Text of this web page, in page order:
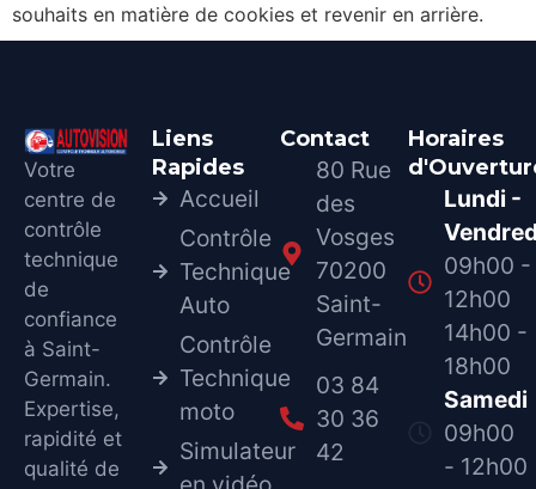
souhaits en matière de cookies et revenir en arrière.
Votre
centre de
contrôle
technique
de
confiance
à Saint-
Germain.
Expertise,
rapidité et
qualité de
Liens
Rapides
Accueil
Contrôle
Technique
Auto
Contrôle
Technique
moto
Simulateur
Contact
80 Rue
des
Vosges
70200
Saint-
Germain
03 84
30 36
42
Horaires
Lundi -
09h00 -
12h00
14h00 -
18h00
Samedi
09h00
- 12h00